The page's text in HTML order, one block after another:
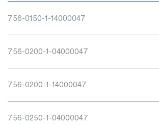
756-0150-1-14000047
756-0200-1-04000047
756-0200-1-14000047
756-0250-1-04000047